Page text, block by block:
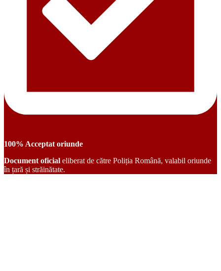
100% Acceptat oriunde
Document oficial eliberat de către Poliția Română, valabil oriunde
în țară și străinătate.